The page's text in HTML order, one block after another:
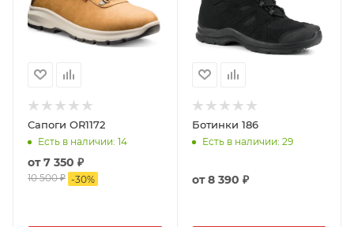
Сапоги OR1172
Есть в наличии: 14
от7 350 ₽
10 500 ₽ -30%
Ботинки 186
Есть в наличии: 29
от8 390 ₽